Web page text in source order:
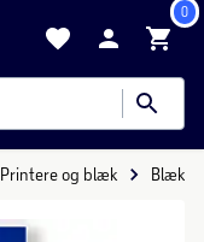
0
Printere og blæk Blæk